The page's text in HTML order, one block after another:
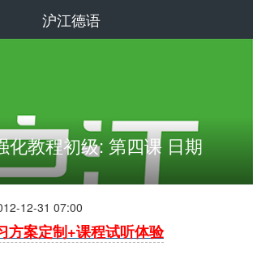
沪江德语
化教程初级: 第四课 日期
12-31 07:00
方案定制+课程试听体验